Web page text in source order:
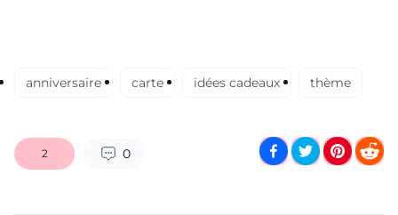
anniversaire carte idées cadeaux thème
2 0